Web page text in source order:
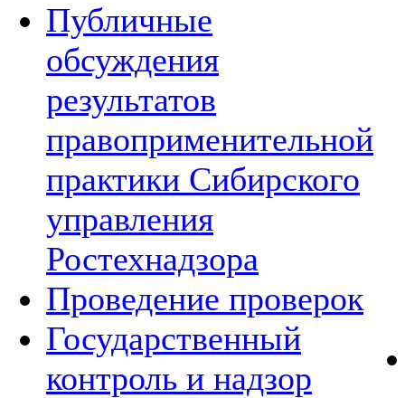
Публичные
обсуждения
результатов
правоприменительной
практики Сибирского
управления
Ростехнадзора
Проведение проверок
Государственный
контроль и надзор